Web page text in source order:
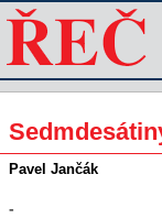
Pavel Jančák
-